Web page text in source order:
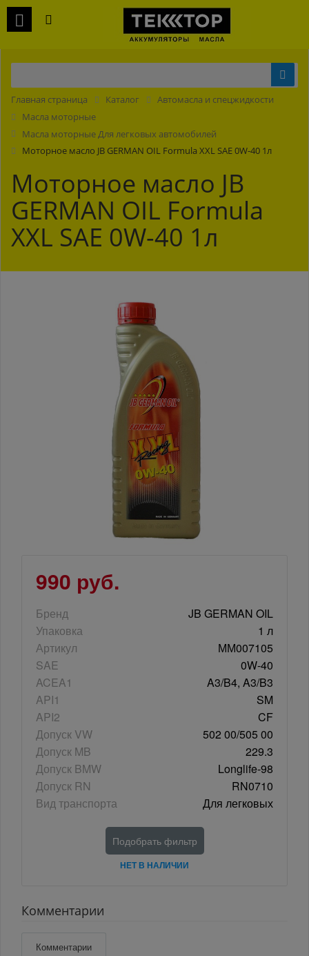
Главная страница Каталог
Автомасла и спецжидкости
Масла моторные
Масла моторные Для легковых автомобилей
Моторное масло JB GERMAN OIL Formula XXL SAE 0W-40 1л
Моторное масло JB
GERMAN OIL Formula
XXL SAE 0W-40 1л
990 руб.
Бренд
JB GERMAN OIL
Упаковка
1 л
Артикул
ММ007105
SAE
0W-40
ACEA1
A3/B4, A3/B3
API1
SM
API2
CF
Допуск VW
502 00/505 00
Допуск MB
229.3
Допуск BMW
Longlife-98
Допуск RN
RN0710
Вид транспорта
Для легковых
Подобрать фильтр
НЕТ В НАЛИЧИИ
Комментарии
Комментарии